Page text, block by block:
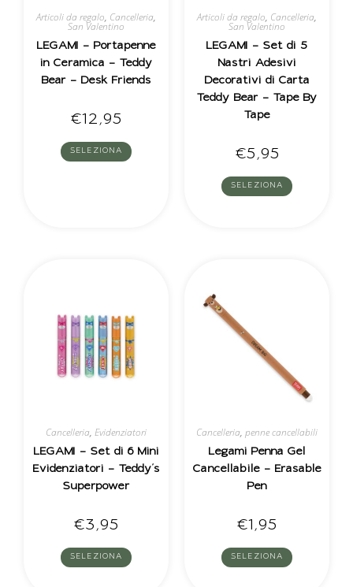
Articoli da regalo, Cancelleria,
San Valentino
LEGAMI – Portapenne
in Ceramica – Teddy
Bear – Desk Friends
€12,95
SELEZIONA
Articoli da regalo, Cancelleria,
San Valentino
LEGAMI – Set di 5
Nastri Adesivi
Decorativi di Carta
Teddy Bear – Tape By
Tape
€5,95
SELEZIONA
Cancelleria, Evidenziatori
LEGAMI – Set di 6 Mini
Evidenziatori – Teddy’s
Superpower
€3,95
SELEZIONA
Cancelleria, penne cancellabili
Legami Penna Gel
Cancellabile – Erasable
Pen
€1,95
SELEZIONA